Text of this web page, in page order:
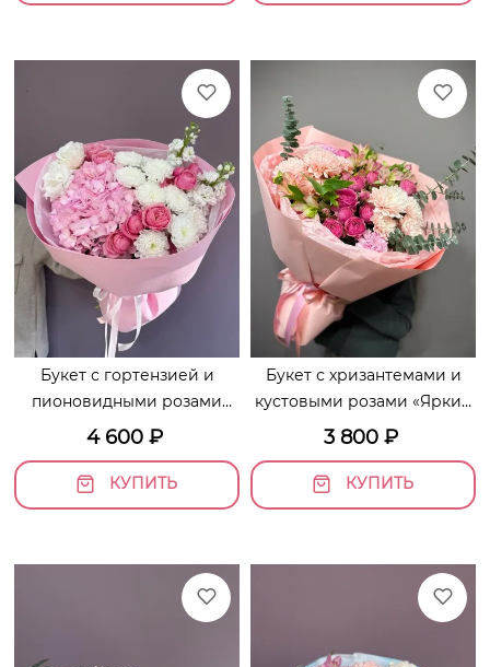
Букет с гортензией и
пионовидными розами
«Очарование»
4 600₽
КУПИТЬ
Букет с хризантемами и
кустовыми розами «Яркие
мотивы»
3 800₽
КУПИТЬ